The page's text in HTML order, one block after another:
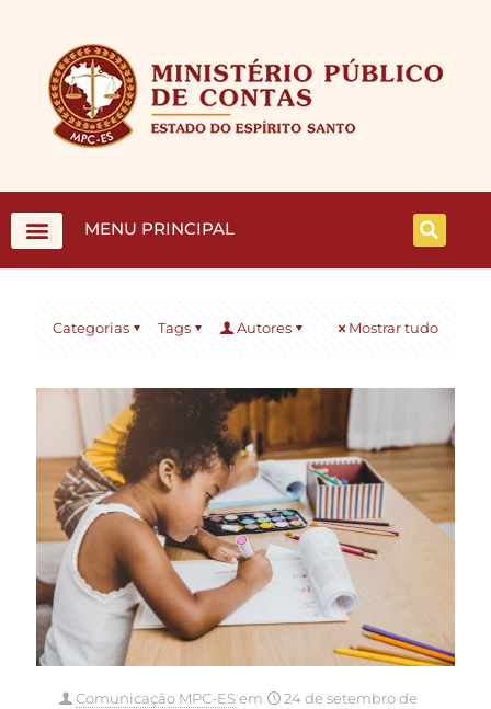
MENU PRINCIPAL
Categorias Tags Autores Mostrar tudo
Comunicação MPC-ESem
24 de setembro de